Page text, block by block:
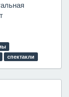
спектакли